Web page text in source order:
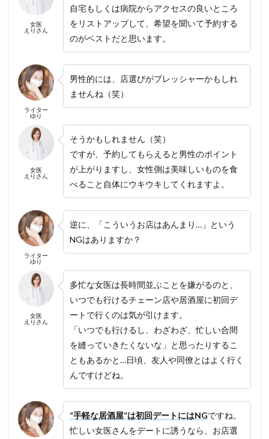
女医
えりさん
自宅もしくは病院からアクセスの良いところ
をリストアップして、希望を聞いて予約する
のがベストだと思います。
ライター
ゆり
男性的には、店選びがプレッシャーかもしれ
ませんね（笑）
女医
えりさん
そうかもしれません（笑）
ですが、予約してもらえると男性のポイント
が上がりますし、女性側は美味しいものを食
べること自体にウキウキしてくれますよ。
ライター
ゆり
逆に、「こういうお店はあんまり…」という
NGはありますか？
女医
えりさん
多忙な女医は長時間並ぶことを嫌がるのと、
いつでも行けるチェーン店や居酒屋に初回デ
ートで行くのは気が引けます。
「いつでも行けるし、わざわざ、忙しい合間
を縫っていきたくないな」と思ったりするこ
ともあるかと…日頃、友人や同僚とはよく行く
んですけどね。
“手軽な居酒屋”は初回デートにはNGですね。
忙しい女医さんをデートに誘うなら、お店選